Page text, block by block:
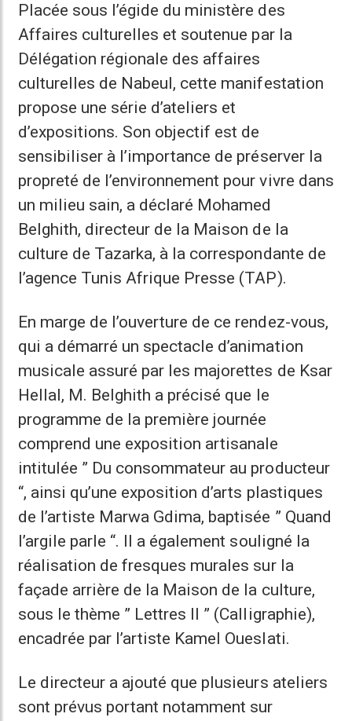
Placée sous l’égide du ministère des
Affaires culturelles et soutenue par la
Délégation régionale des affaires
culturelles de Nabeul, cette manifestation
propose une série d’ateliers et
d’expositions. Son objectif est de
sensibiliser à l’importance de préserver la
propreté de l’environnement pour vivre dans
un milieu sain, a déclaré Mohamed
Belghith, directeur de la Maison de la
culture de Tazarka, à la correspondante de
l’agence Tunis Afrique Presse (TAP).
En marge de l’ouverture de ce rendez-vous,
qui a démarré un spectacle d’animation
musicale assuré par les majorettes de Ksar
Hellal, M. Belghith a précisé que le
programme de la première journée
comprend une exposition artisanale
intitulée ” Du consommateur au producteur
“, ainsi qu’une exposition d’arts plastiques
de l’artiste Marwa Gdima, baptisée ” Quand
l’argile parle “. Il a également souligné la
réalisation de fresques murales sur la
façade arrière de la Maison de la culture,
sous le thème ” Lettres II ” (Calligraphie),
encadrée par l’artiste Kamel Oueslati.
Le directeur a ajouté que plusieurs ateliers
sont prévus portant notamment sur